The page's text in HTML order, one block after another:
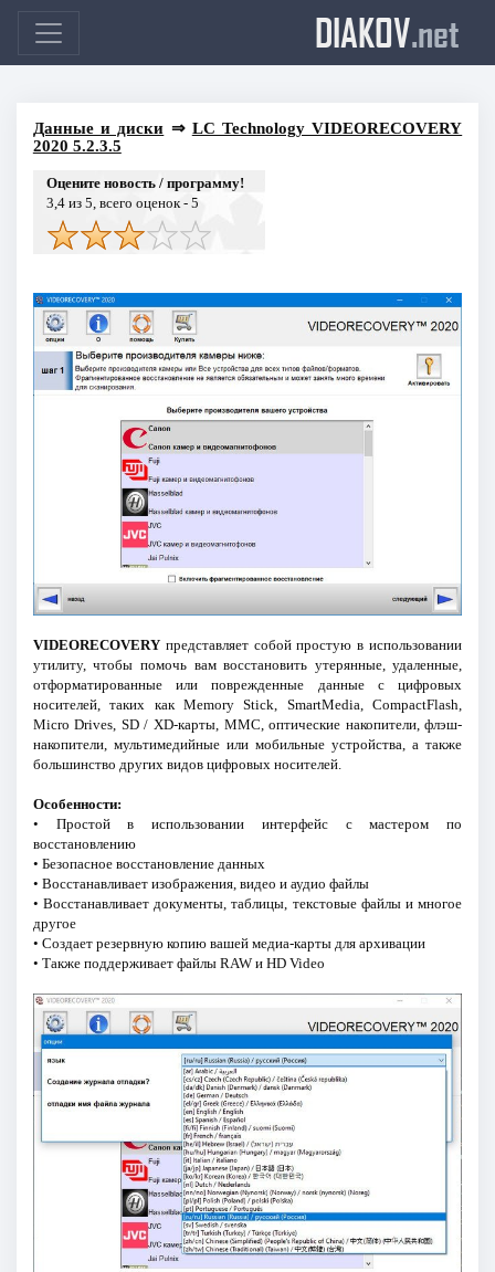
DIAKOV.net
Данные и диски ⇒ LC Technology VIDEORECOVERY
2020 5.2.3.5
Оцените новость / программу!
3,4из 5, всего оценок - 5
VIDEORECOVERYпредставляет собой простую в использовании
утилиту, чтобы помочь вам восстановить утерянные, удаленные,
отформатированные или поврежденные данные с цифровых
носителей, таких как Memory Stick, SmartMedia, CompactFlash,
Micro Drives, SD / XD-карты, MMC, оптические накопители, флэш-
накопители, мультимедийные или мобильные устройства, а также
большинство других видов цифровых носителей.
Особенности:
• Простой в использовании интерфейс с мастером по
восстановлению
• Безопасное восстановление данных
• Восстанавливает изображения, видео и аудио файлы
• Восстанавливает документы, таблицы, текстовые файлы и многое
другое
• Создает резервную копию вашей медиа-карты для архивации
• Также поддерживает файлы RAW и HD Video